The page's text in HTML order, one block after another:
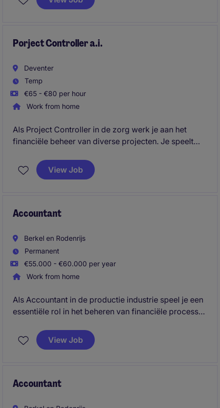
houdt je bezig met boekhouding, afletteren,
Porject Controller a.i.
Deventer
Temp
€65 - €80 per hour
Work from home
Als Project Controller in de zorg werk je aan het
financiële beheer van diverse projecten. Je speelt
ondersteunen van besluitvorming.
View Job
Accountant
Berkel en Rodenrijs
Permanent
€55.000 - €60.000 per year
Work from home
Als Accountant in de productie industrie speel je een
essentiële rol in het beheren van financiële processen
zorgt ervoor dat de financiële administratie soepel
verloopt en draagt bij aan het financiële succes van
View Job
Accountant